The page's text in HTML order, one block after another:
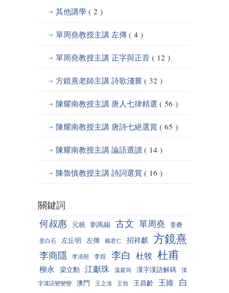
其他講學 ( 2 )
單周堯教授主講 左傳 ( 4 )
單周堯教授主講 正字與正音 ( 12 )
方鏡熹老師主講 詩歌淺嘗 ( 32 )
陳耀南教授主講 唐人七律精選 ( 56 )
陳耀南教授主講 唐詩七絕選賞 ( 65 )
陳耀南教授主講 論語選讀 ( 14 )
陳魯慎教授主講 詩詞選賞 ( 16 )
關鍵詞
何叔惠 元稹 劉禹錫 古文 單周堯 姜夔
姜白石 左丘明 左傳 戴君仁 招祥麒 方鏡熹
李商隱 李清照 李煜 李白 杜牧 杜甫
柳永 梁立勳 江獻珠 溫庭筠 漢字漢語解碼
漢
字漢語變變變
澳門 王之渙 王勃 王昌齡 王維 白